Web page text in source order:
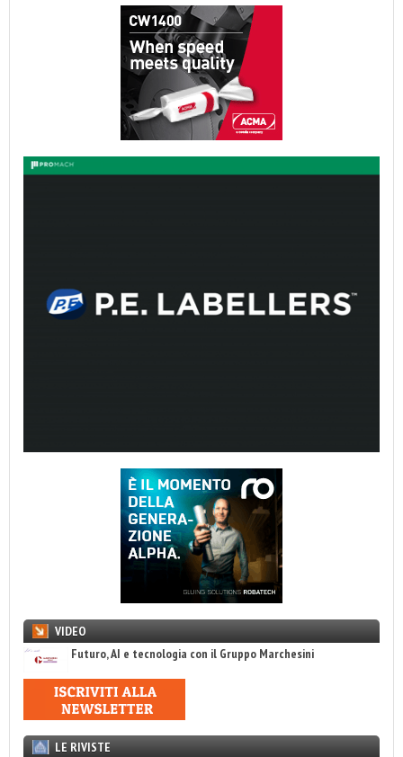
VIDEO
Futuro, AI e tecnologia con il Gruppo Marchesini
LE RIVISTE